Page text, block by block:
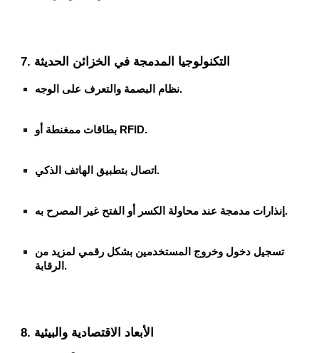
7. التكنولوجيا المدمجة في الخزائن الحديثة
نظام البصمة والتعرف على الوجه.
بطاقات ممغنطة أو RFID.
اتصال بتطبيق الهاتف الذكي.
إنذارات مدمجة عند محاولة الكسر أو الفتح غير المصرح به.
تسجيل دخول وخروج المستخدمين بشكل رقمي لمزيد من
الرقابة.
8. الأبعاد الاقتصادية والبيئية